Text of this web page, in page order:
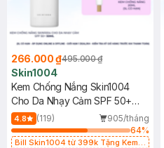
266.000 ₫495.000 ₫
Skin1004
Kem Chống Nắng Skin1004
Cho Da Nhạy Cảm SPF 50+
50ml
4.8 (119)
905/tháng
64%
Bill Skin1004 từ 399k Tặng Kem